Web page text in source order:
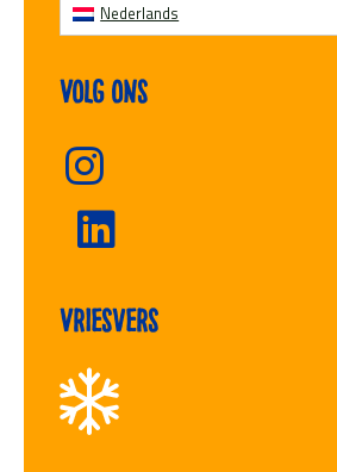
Nederlands
Volg ons
Vriesvers